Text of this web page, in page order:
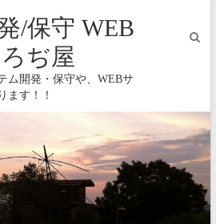
/保守 WEB
ぢ屋
ム開発・保守や、WEBサ
ます！！